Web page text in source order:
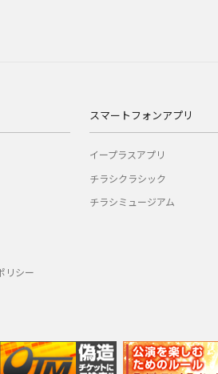
リシー
スマートフォンアプリ
イープラスアプリ
チラシクラシック
チラシミュージアム